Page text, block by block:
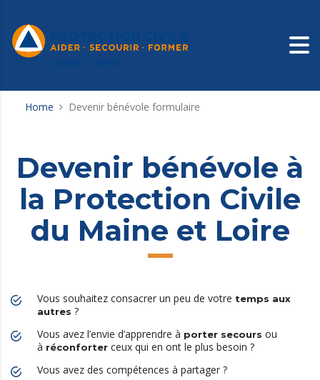
Home Devenir bénévole formulaire
Devenir bénévole à
la Protection Civile
du Maine et Loire
Vous souhaitez consacrer un peu de votre temps aux
autres ?
Vous avez l’envie d’apprendre à porter secours ou
à réconforter ceux qui en ont le plus besoin ?
Vous avez des compétences à partager ?